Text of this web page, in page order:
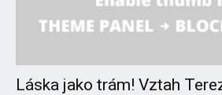
Láska jako trám! Vztah